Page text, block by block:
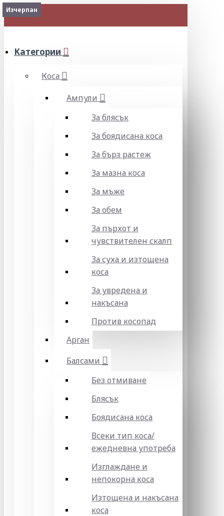
МЕНЮ
Категории
Коса
Ампули
За блясък
За боядисана коса
За бърз растеж
За мазна коса
За мъже
За обем
За пърхот и
чувствителен скалп
За суха и изтощена
коса
За увредена и
накъсана
Против косопад
Арган
Балсами
Без отмиване
Блясък
Боядисана коса
Всеки тип коса/
ежедневна употреба
Изглаждане и
непокорна коса
Изтощена и накъсана
коса
Изчерпан
Изчерпан